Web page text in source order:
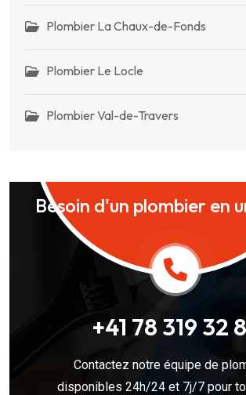
Plombier La Chaux-de-Fonds
Plombier Le Locle
Plombier Val-de-Travers
Besoin d'un plombier en
+41 78 319 32
Contactez notre équipe de
disponibles 24h/24 et 7j/7 pour